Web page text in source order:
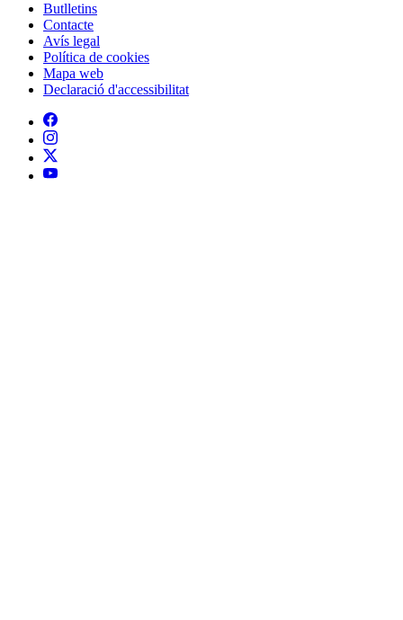
Peu
Butlletins
Contacte
Avís legal
Política de cookies
Mapa web
Declaració d'accessibilitat